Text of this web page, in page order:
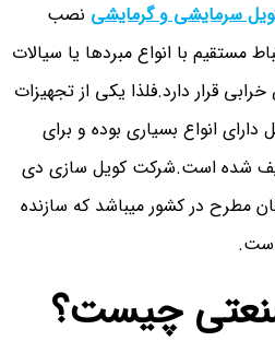
سرمایشی و گرمایشی نصب
مستقیم با انواع مبردها یا سیالات
قرار دارد.فلذا یکی از تجهیزات
انواع بسیاری بوده و برای
شده است.شرکت کویل سازی دی
مطرح در کشور میباشد که سازنده
است.
چیست؟